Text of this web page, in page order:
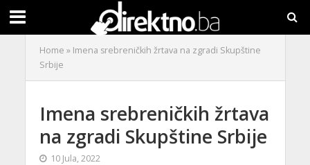
Home » Imena srebreničkih žrtava na zgradi Skupštine
Srbije
Imena srebreničkih žrtava
na zgradi Skupštine Srbije
10 Jula, 2022